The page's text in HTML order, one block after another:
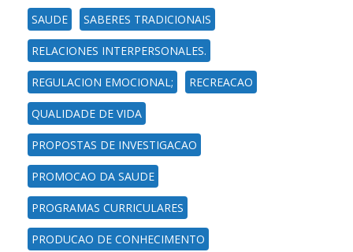
SAUDE SABERES TRADICIONAIS
RELACIONES INTERPERSONALES.
REGULACION EMOCIONAL; RECREACAO
QUALIDADE DE VIDA
PROPOSTAS DE INVESTIGACAO
PROMOCAO DA SAUDE
PROGRAMAS CURRICULARES
PRODUCAO DE CONHECIMENTO